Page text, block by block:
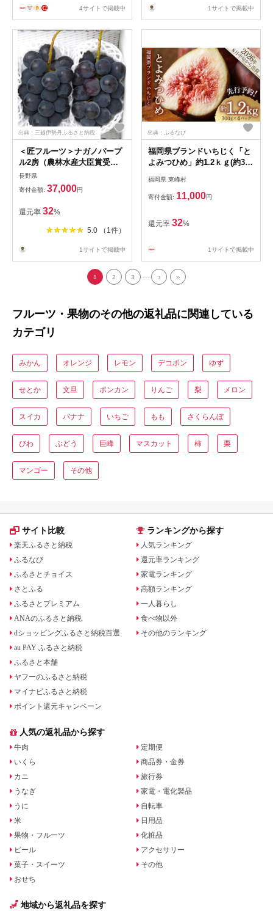
4サイトで掲載中 1サイトで掲載中
出典：三越伊勢丹ふるさと納税
＜匠フルーツ＞ナガノパープ
ル2房（農林水産大臣賞受
賞）
長野県
寄付金額: 37,000円
還元率 32%
5.0 （1件）
1サイトで掲載中
出典：ふるなび
福岡県ブランドいちじく「と
よみつひめ」約1.2ｋｇ(約300
福岡県 東峰村
寄付金額: 11,000円
還元率 32%
1サイトで掲載中
1 2 3 › ››
フルーツ・果物のその他の返礼品に関連している
カテゴリ
みかん オレンジ レモン デコポン ゆず
せとか 文旦 ポンカン りんご 梨 メロン
スイカ バナナ いちご もも さくらんぼ
びわ ぶどう 巨峰 マスカット 柿 栗
マンゴー その他
サイト比較
楽天ふるさと納税
ふるなび
ふるさとチョイス
さとふる
ふるさとプレミアム
ANAのふるさと納税
dショッピングふるさと納税百選
au PAY ふるさと納税
ふるさと本舗
ヤフーのふるさと納税
マイナビふるさと納税
ポイント還元キャンペーン
ランキングから探す
人気ランキング
還元率ランキング
家電ランキング
高額ランキング
一人暮らし
食べ物以外
その他のランキング
人気の返礼品から探す
牛肉
いくら
カニ
うなぎ
うに
米
果物・フルーツ
ビール
菓子・スイーツ
おせち
定期便
商品券・金券
旅行券
家電・電化製品
自転車
日用品
化粧品
アクセサリー
その他
地域から返礼品を探す